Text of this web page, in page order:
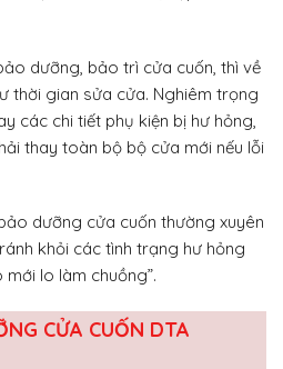
dưỡng, bảo trì cửa cuốn, thì về
thời gian sửa cửa. Nghiêm trọng
các chi tiết phụ kiện bị hư hỏng,
thay toàn bộ bộ cửa mới nếu lỗi
dưỡng cửa cuốn thường xuyên
khỏi các tình trạng hư hỏng
lo làm chuồng”.
CỬA CUỐN DTA